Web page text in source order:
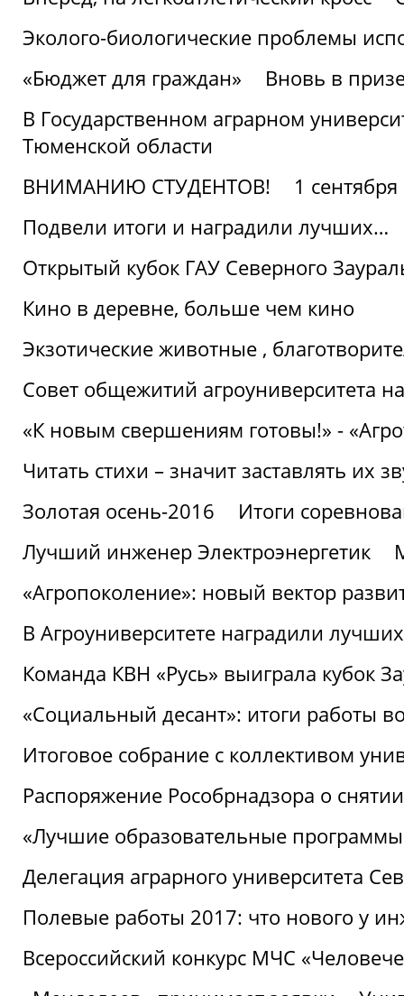
Эколого-биологические проблемы
«Бюджет для граждан»
Вновь в
В Государственном аграрном
Тюменской области
ВНИМАНИЮ СТУДЕНТОВ!
1 сентября
Подвели итоги и наградили лучших…
Открытый кубок ГАУ Северного
Кино в деревне, больше чем кино
Экзотические животные ,
Совет общежитий агроуниверситета
«К новым свершениям готовы!» -
Читать стихи – значит заставлять их
Золотая осень-2016
Итоги
Лучший инженер Электроэнергетик
«Агропоколение»: новый вектор
В Агроуниверситете наградили
Команда КВН «Русь» выиграла кубок
«Социальный десант»: итоги работы
Итоговое собрание с коллективом
Распоряжение Рособрнадзора о
«Лучшие образовательные
Делегация аграрного университета
Полевые работы 2017: что нового у
Всероссийский конкурс МЧС